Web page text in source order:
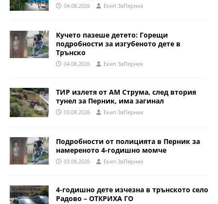
04.08.2026 Eкип ЗаПерник
Кучето пазеше детето: Горещи
подробности за изгубеното дете в
Трънско
04.08.2026 Eкип ЗаПерник
ТИР излетя от АМ Струма, след втория
тунел за Перник, има загинал
03.08.2026 Eкип ЗаПерник
Подробности от полицията в Перник за
намереното 4-годишно момче
03.08.2026 Eкип ЗаПерник
4-годишно дете изчезна в трънското село
Радово – ОТКРИХА ГО